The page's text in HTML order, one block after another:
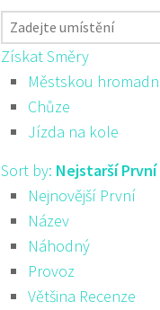
Získat Směry
Městskou
Chůze
Jízda na kole
Sort by: Nejstarší První
Nejnovější První
Název
Náhodný
Provoz
Většina Recenze